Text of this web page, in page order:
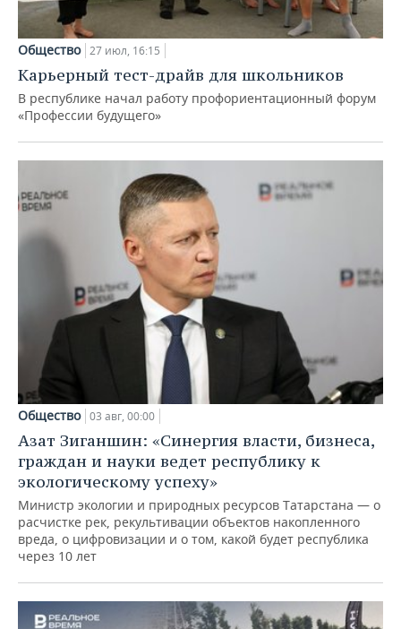
Общество 27 июл, 16:15
Карьерный тест-драйв для школьников
В республике начал работу профориентационный форум
«Профессии будущего»
Общество 03 авг, 00:00
Азат Зиганшин: «Синергия власти, бизнеса,
граждан и науки ведет республику к
экологическому успеху»
Министр экологии и природных ресурсов Татарстана — о
расчистке рек, рекультивации объектов накопленного
вреда, о цифровизации и о том, какой будет республика
через 10 лет